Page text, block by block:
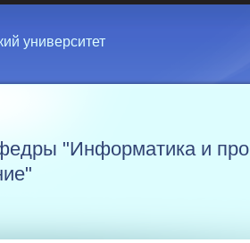
университет
"Информатика и